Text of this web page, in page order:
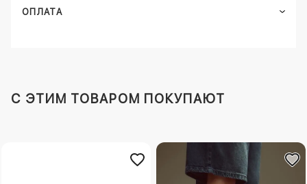
ОПЛАТА
C ЭТИМ ТОВАРОМ ПОКУПАЮТ